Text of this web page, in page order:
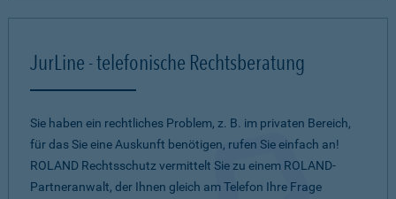
JurLine - telefonische Rechtsberatung
Sie haben ein rechtliches Problem, z. B. im privaten Bereich,
für das Sie eine Auskunft benötigen, rufen Sie einfach an!
ROLAND Rechtsschutz vermittelt Sie zu einem ROLAND-
Partneranwalt, der Ihnen gleich am Telefon Ihre Frage